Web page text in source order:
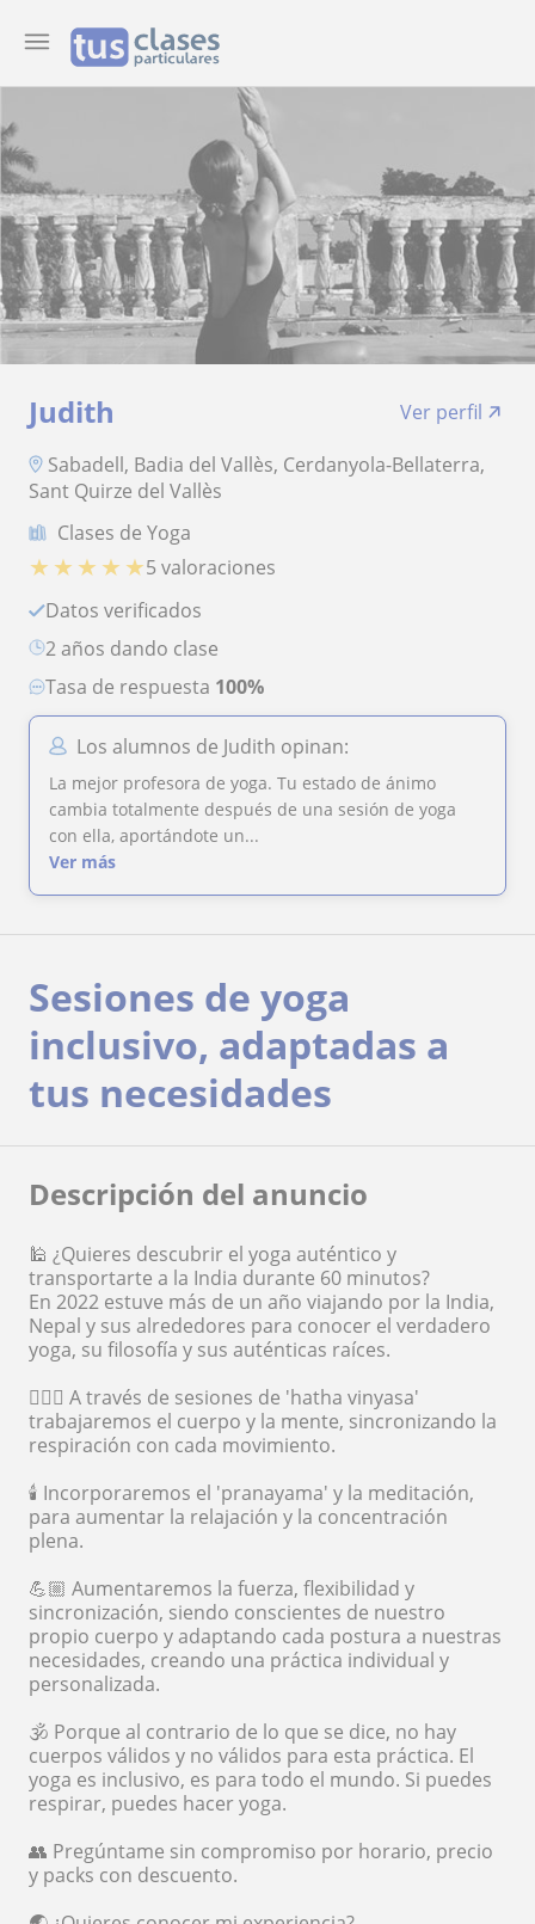
Judith
Ver perfil
Sabadell, Badia del Vallès, Cerdanyola-Bellaterra,
Sant Quirze del Vallès
Clases de Yoga
★ ★ ★ ★ ★5 valoraciones
Datos verificados
2 años dando clase
Tasa de respuesta 100%
Los alumnos de Judith opinan:
La mejor profesora de yoga. Tu estado de ánimo
cambia totalmente después de una sesión de yoga
con ella, aportándote un...
Ver más
Sesiones de yoga
inclusivo, adaptadas a
tus necesidades
Descripción del anuncio
🕌 ¿Quieres descubrir el yoga auténtico y
transportarte a la India durante 60 minutos?
En 2022 estuve más de un año viajando por la India,
Nepal y sus alrededores para conocer el verdadero
yoga, su filosofía y sus auténticas raíces.
🧘🏽‍♀️ A través de sesiones de 'hatha vinyasa'
trabajaremos el cuerpo y la mente, sincronizando la
respiración con cada movimiento.
🕯️ Incorporaremos el 'pranayama' y la meditación,
para aumentar la relajación y la concentración
plena.
💪🏼 Aumentaremos la fuerza, flexibilidad y
sincronización, siendo conscientes de nuestro
propio cuerpo y adaptando cada postura a nuestras
necesidades, creando una práctica individual y
personalizada.
🕉️ Porque al contrario de lo que se dice, no hay
cuerpos válidos y no válidos para esta práctica. El
yoga es inclusivo, es para todo el mundo. Si puedes
respirar, puedes hacer yoga.
👥 Pregúntame sin compromiso por horario, precio
y packs con descuento.